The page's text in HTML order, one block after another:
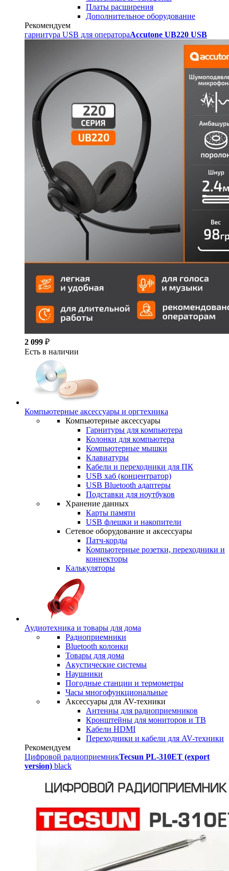
Платы расширения
Дополнительное оборудование
Рекомендуем
гарнитура USB для оператораAccutone UB220 USB
2 099 ₽
Есть в наличии
Компьютерные аксессуары и оргтехника
Компьютерные аксессуары
Гарнитуры для компьютера
Колонки для компьютера
Компьютерные мышки
Клавиатуры
Кабели и переходники для ПК
USB хаб (концентратор)
USB Bluetooth адаптеры
Подставки для ноутбуков
Хранение данных
Карты памяти
USB флешки и накопители
Сетевое оборудование и аксессуары
Патч-корды
Компьютерные розетки, переходники и
коннекторы
Калькуляторы
Аудиотехника и товары для дома
Радиоприемники
Bluetooth колонки
Товары для дома
Акустические системы
Наушники
Погодные станции и термометры
Часы многофункциональные
Аксессуары для AV-техники
Антенны для радиоприемников
Кронштейны для мониторов и ТВ
Кабели HDMI
Переходники и кабели для AV-техники
Рекомендуем
Цифровой радиоприемникTecsun PL-310ET (export
version) black